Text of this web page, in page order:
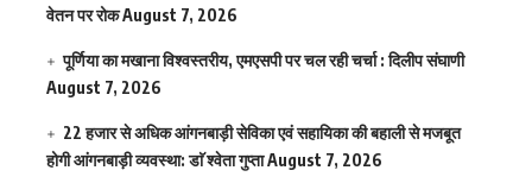
वेतन पर रोकAugust 7, 2026
पूर्णिया का मखाना विश्वस्तरीय, एमएसपी पर चल रही चर्चा : दिलीप संघाणी
August 7, 2026
22 हजार से अधिक आंगनबाड़ी सेविका एवं सहायिका की बहाली से मजबूत
होगी आंगनबाड़ी व्यवस्था: डाॅ श्वेता गुप्ताAugust 7, 2026